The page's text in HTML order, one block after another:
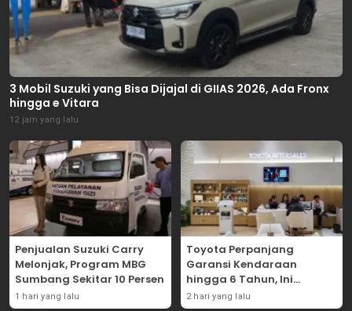
3 Mobil Suzuki yang Bisa Dijajal di GIIAS 2026, Ada Fronx
hingga e Vitara
12 jam yang lalu
Penjualan Suzuki Carry
Melonjak, Program MBG
Sumbang Sekitar 10 Persen
1 hari yang lalu
Toyota Perpanjang
Garansi Kendaraan
hingga 6 Tahun, Ini
Syaratnya
2 hari yang lalu